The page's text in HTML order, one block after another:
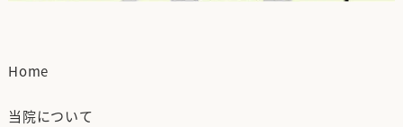
Home
当院について